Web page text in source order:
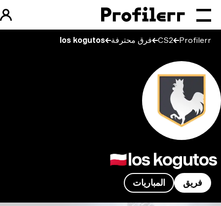
Profilerr
CS2 فرق محترفة los kogutos
los
🇵🇱
فريق المباريات